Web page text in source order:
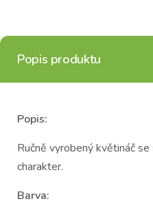
Popis produktu
Popis:
Ručně vyrobený květináč
charakter.
Barva: